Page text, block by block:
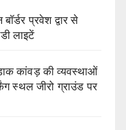
प्रवेश द्वार से
लाइटें
कांवड़ की व्यवस्थाओं
स्थल जीरो ग्राउंड पर